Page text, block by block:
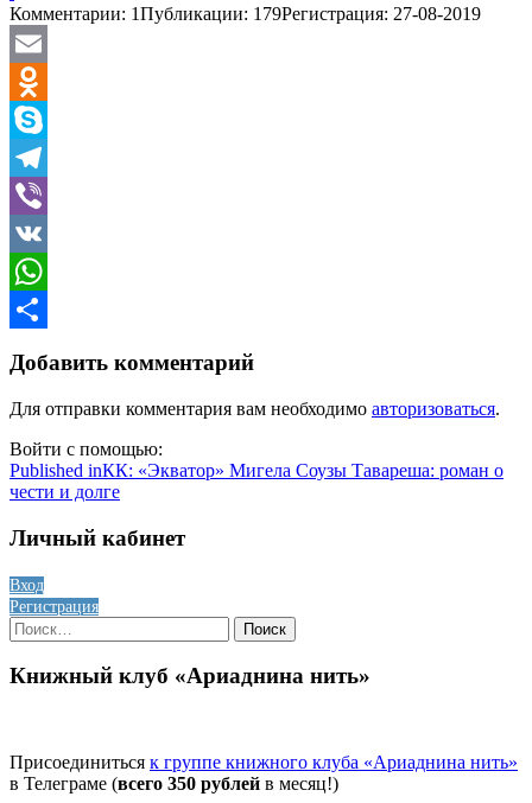
Комментарии: 1Публикации: 179Регистрация: 27-08-2019
Email
Odnoklassniki
Skype
Telegram
Viber
VK
WhatsApp
Добавить комментарий
Для отправки комментария вам необходимо авторизоваться.
Войти с помощью:
Навигация
по
записям
Published inКК: «Экватор» Мигела Соузы Тавареша: роман о
чести и долге
Личный кабинет
Вход
Регистрация
Найти:
Книжный клуб «Ариаднина нить»
Присоединиться к группе книжного клуба «Ариаднина нить»
в Телеграме (всего 350 рублей в месяц!)